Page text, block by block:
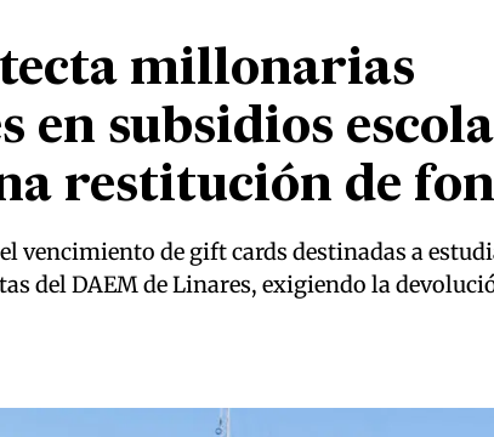
millonarias
subsidios
restitución de
vencimiento de gift cards destinadas a
del DAEM de Linares, exigiendo la